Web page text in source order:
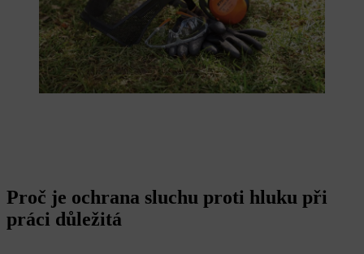
Proč je ochrana sluchu proti hluku při
práci důležitá